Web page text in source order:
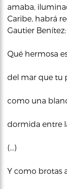
amaba,
Caribe, habrá
Gautier Benítez:
Qué hermosa
del mar que tu
como una
dormida entre
(…)
Y como brotas